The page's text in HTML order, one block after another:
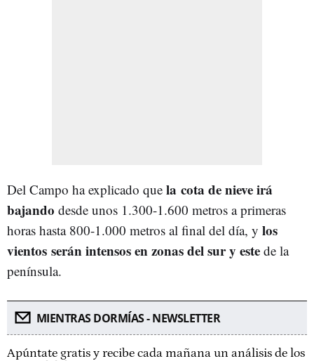
Del Campo ha explicado que la cota de nieve irá
bajando desde unos 1.300-1.600 metros a primeras
horas hasta 800-1.000 metros al final del día, y los
vientos serán intensos en zonas del sur y este de la
península.
MIENTRAS DORMÍAS - NEWSLETTER
Apúntate gratis y recibe cada mañana un análisis de los